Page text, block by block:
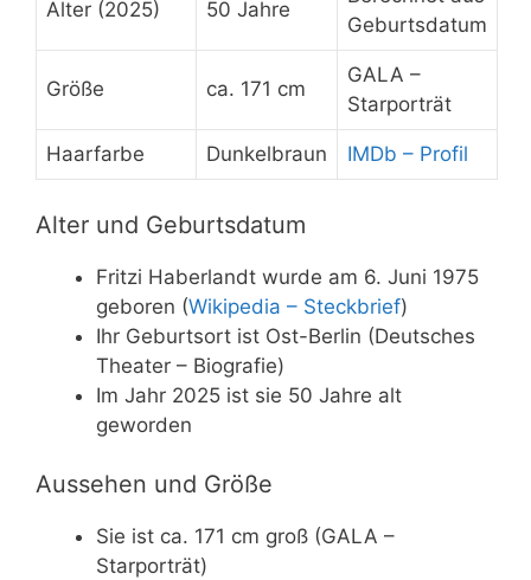
Alter (2025) 50 Jahre
Geburtsdatum
Größe ca. 171 cm
GALA –
Starporträt
Haarfarbe Dunkelbraun IMDb – Profil
Alter und Geburtsdatum
Fritzi Haberlandt wurde am 6. Juni 1975
geboren (Wikipedia – Steckbrief)
Ihr Geburtsort ist Ost-Berlin (Deutsches
Theater – Biografie)
Im Jahr 2025 ist sie 50 Jahre alt
geworden
Aussehen und Größe
Sie ist ca. 171 cm groß (GALA –
Starporträt)